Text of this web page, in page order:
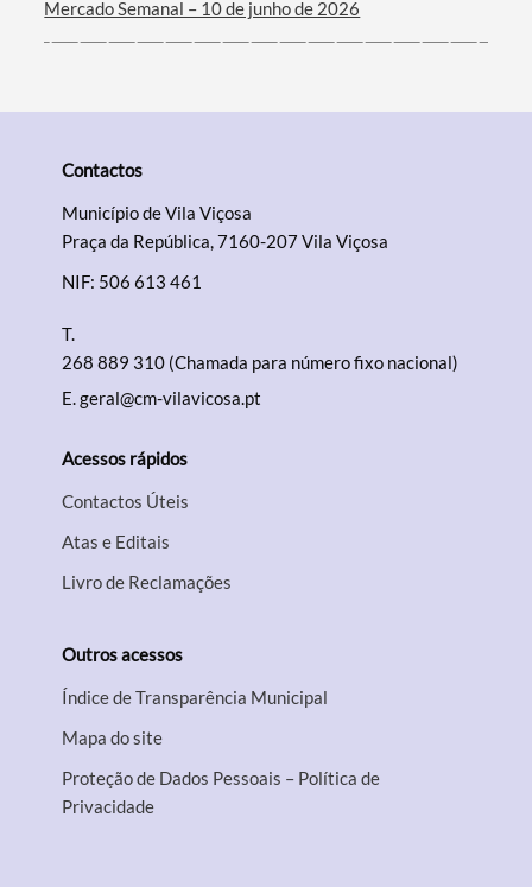
Mercado Semanal – 10 de junho de 2026
Contactos
Município de Vila Viçosa
Praça da República, 7160-207 Vila Viçosa
NIF: 506 613 461
T.
268 889 310 (Chamada para número fixo nacional)
E.geral@cm-vilavicosa.pt
Acessos rápidos
Contactos Úteis
Atas e Editais
Livro de Reclamações
Outros acessos
Índice de Transparência Municipal
Mapa do site
Proteção de Dados Pessoais – Política de
Privacidade